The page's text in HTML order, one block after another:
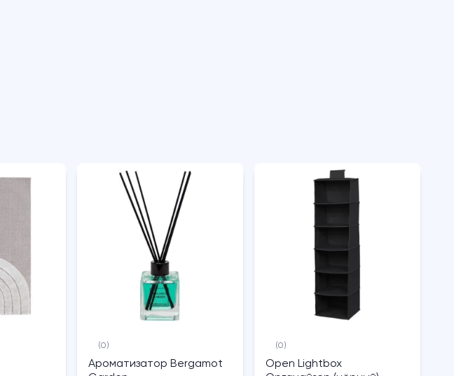
(0)
Ароматизатор Bergamot
(0)
Open Lightbox